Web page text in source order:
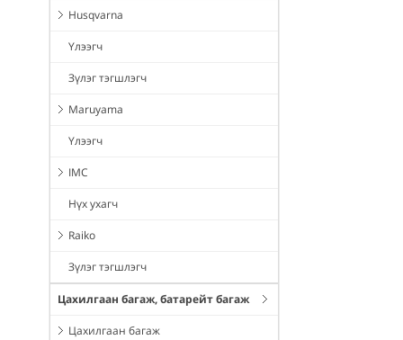
Husqvarna
Үлээгч
Зүлэг тэгшлэгч
Maruyama
Үлээгч
IMC
Нүх ухагч
Raiko
Зүлэг тэгшлэгч
Цахилгаан багаж, батарейт багаж
Цахилгаан багаж